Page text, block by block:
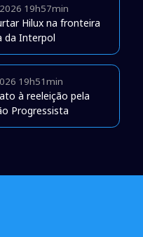
19h57min
Hilux na fronteira
da Interpol
19h51min
à reeleição pela
Progressista